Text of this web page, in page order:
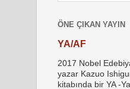
ÖNE ÇIKAN YAYIN
YA/AF
2017 Nobel
yazar Kazuo
kitabında bir YA -